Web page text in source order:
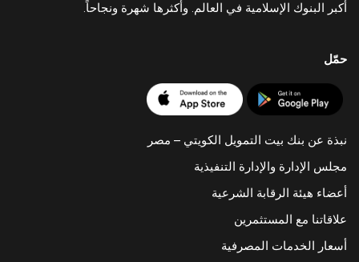
أكبر البنوك الإسلامية في العالم. وأكثرها شهرة ونجاحاً.
حمّل
نبذة عن بنك بيت التمويل الكويتي – مصر
مجلس الإدارة والإدارة التنفيذية
أعضاء هيئة الرقابة الشرعية
علاقاتنا مع المستثمرين
أسعار الخدمات المصرفية